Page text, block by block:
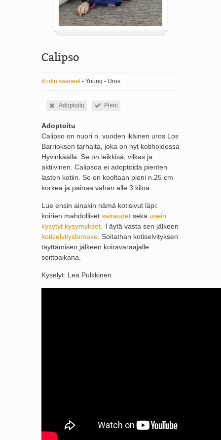
Calipso
Kodin saaneet- Young - Uros
Adoptoitu Pieni
Adoptoitu
Calipso on nuori n. vuoden ikäinen uros Los
Barrioksen tarhalta, joka on nyt kotihoidossa
Hyvinkäällä. Se on leikkisä, vilkas ja
aktiivinen. Calipsoa ei adoptoida pienten
lasten kotiin. Se on kooltaan pieni n.25 cm
korkea ja painaa vähän alle 3 kiloa.
Lue ensin ainakin nämä kotisivut läpi:
koirien mahdolliset sairaudet sekä usein
kysytyt kysymykset. Täytä vasta sen jälkeen
kotiselvityslomake . Soitathan kotiselvityksen
täyttämisen jälkeen koiravaraajalle
soittoaikana.
Kyselyt: Lea Pulkkinen